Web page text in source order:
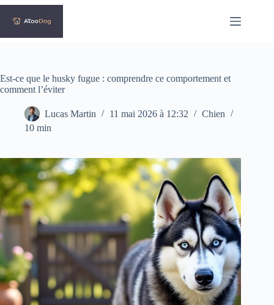
Passer
contenu
Est-ce que le husky fugue : comprendre ce comportement et
comment l’éviter
Lucas Martin 11 mai 2026 à 12:32
Chien
10 min